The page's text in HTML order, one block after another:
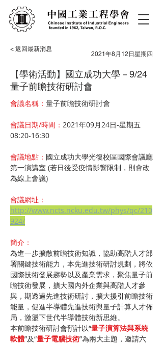
< 返回最新消息
2021年8月12日星期四
【學術活動】國立成功大學－9/24
量子前瞻技術研討會
會議名稱： 量子前瞻技術研討會
會議日期/時間： 2021年09月24日-星期五
08:20-16:30
會議地點： 國立成功大學光復校區國際會議廳
第一演講室 (若日後受疫情影響限制，則會改
為線上會議)
會議網址：
http://www.ncts.ncku.edu.tw/phys/qc/210
924/
簡介：
為進一步擴散前瞻技術知識，協助高階人才部
署關鍵技術能力，本先進技術研討規劃，將依
國際技術發展趨勢以及產業需求，聚焦量子前
瞻技術發展，擴大國內外企業與高階人才參
與，期透過先進技術研討，擴大援引前瞻技術
能量，促進半導體先進技術與量子計算人才佈
局，激盪下世代半導體技術新思維。
本前瞻技術研討會預計以“量子演算法與系統
軟體”及“量子電腦技術”為兩大主題，邀請六